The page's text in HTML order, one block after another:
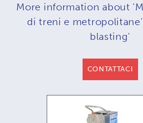
More information about
di treni e
blasting'
CONTATTACI